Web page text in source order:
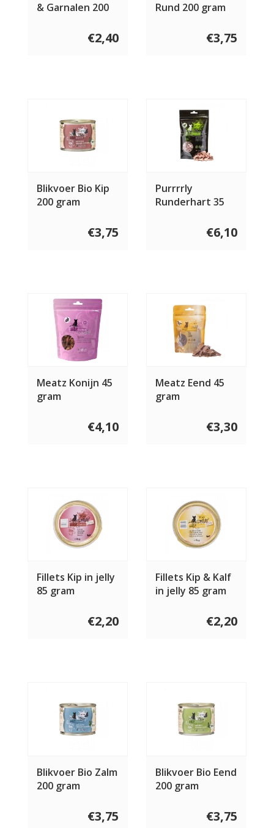
& Garnalen 200
€2,40
Rund 200 gram
€3,75
Blikvoer Bio Kip
200 gram
€3,75
Purrrrly
Runderhart 35
€6,10
Meatz Konijn 45
gram
€4,10
Meatz Eend 45
gram
€3,30
Fillets Kip in jelly
85 gram
€2,20
Fillets Kip & Kalf
in jelly 85 gram
€2,20
Blikvoer Bio Zalm
200 gram
€3,75
Blikvoer Bio Eend
200 gram
€3,75